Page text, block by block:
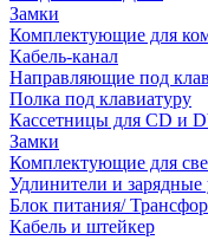
Замки
Комплектующие для
Кабель-канал
Направляющие под
Полка под клавиатуру
Кассетницы для CD и
Замки
Комплектующие для
Удлинители и зарядные
Блок питания/
Кабель и штейкер